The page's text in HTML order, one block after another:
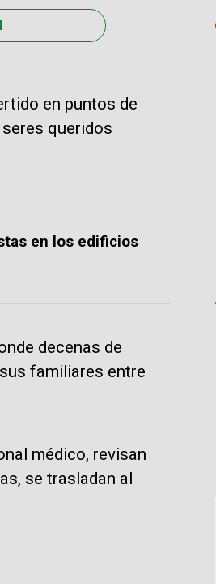
en puntos de
queridos
en los edificios
decenas de
familiares entre
médico, revisan
se trasladan al